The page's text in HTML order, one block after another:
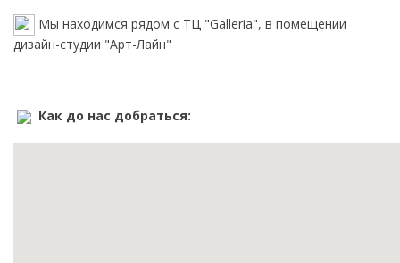
Мы находимся рядом с ТЦ "Galleria", в помещении
дизайн-студии "Арт-Лайн"
Как до нас добраться: